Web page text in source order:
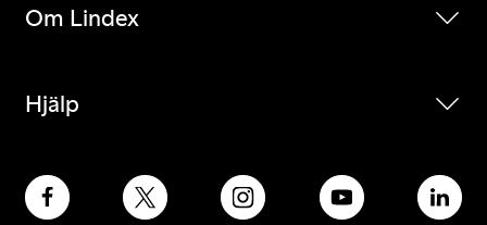
Om Lindex
Hjälp